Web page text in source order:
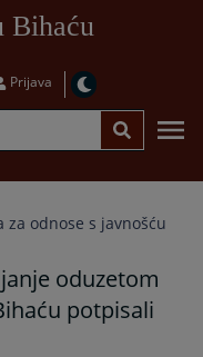
Bihaću
Prijava
za odnose s javnošću
oduzetom
potpisali